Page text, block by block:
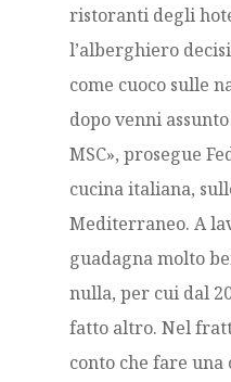
ristoranti degli
l’alberghiero
come cuoco sulle
dopo venni
MSC», prosegue
cucina italiana,
Mediterraneo. A
guadagna molto
nulla, per cui dal
fatto altro. Nel
conto che fare una